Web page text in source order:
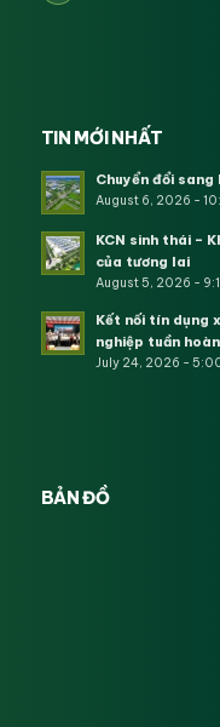
TIN MỚI NHẤT
Chuyển đổi sang
August 6, 2026 -
KCN sinh thái –
của tương lai
August 5, 2026 -
Kết nối tín dụng
nghiệp tuần hoàn
July 24, 2026 -
BẢN ĐỒ